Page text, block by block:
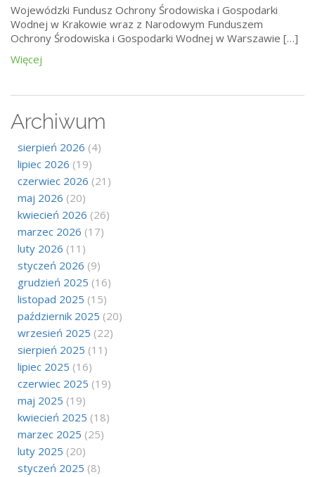
Wojewódzki Fundusz Ochrony Środowiska i Gospodarki
Wodnej w Krakowie wraz z Narodowym Funduszem
Ochrony Środowiska i Gospodarki Wodnej w Warszawie […]
Więcej
Archiwum
sierpień 2026 (4)
lipiec 2026 (19)
czerwiec 2026 (21)
maj 2026 (20)
kwiecień 2026 (26)
marzec 2026 (17)
luty 2026 (11)
styczeń 2026 (9)
grudzień 2025 (16)
listopad 2025 (15)
październik 2025 (20)
wrzesień 2025 (22)
sierpień 2025 (11)
lipiec 2025 (16)
czerwiec 2025 (19)
maj 2025 (19)
kwiecień 2025 (18)
marzec 2025 (25)
luty 2025 (20)
styczeń 2025 (8)